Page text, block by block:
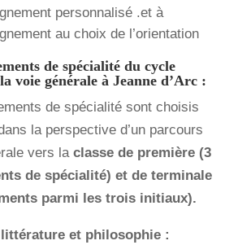
personnalisé .et à
au choix de l’orientation
de spécialité du cycle
voie générale à Jeanne d’Arc :
de spécialité sont choisis
la perspective d’un parcours
vers la classe de première (3
de spécialité) et de terminale
parmi les trois initiaux).
et philosophie :